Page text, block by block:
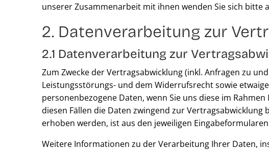
unserer Zusammenarbeit mit ihnen wenden Sie sich
2. Datenverarbeitung zur
2.1 Datenverarbeitung zur
Zum Zwecke der Vertragsabwicklung (inkl. Anfragen zu
Leistungsstörungs- und dem Widerrufsrecht sowie
personenbezogene Daten, wenn Sie uns diese im
diesen Fällen die Daten zwingend zur
erhoben werden, ist aus den jeweiligen
Weitere Informationen zu der Verarbeitung Ihrer Daten,